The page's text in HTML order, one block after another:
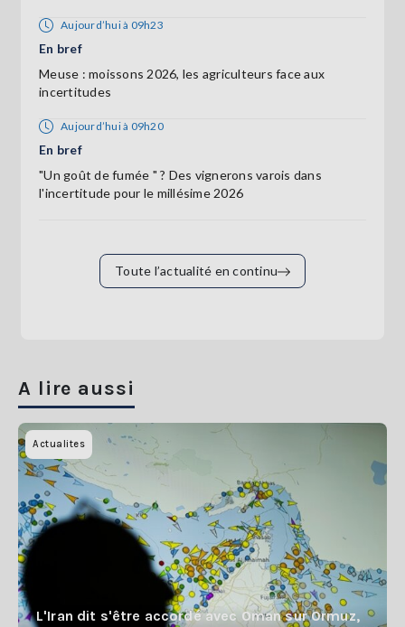
Aujourd’hui à 09h23
En bref
Meuse : moissons 2026, les agriculteurs face aux
incertitudes
Aujourd’hui à 09h20
En bref
"Un goût de fumée " ? Des vignerons varois dans
l'incertitude pour le millésime 2026
Toute l’actualité en continu
A lire aussi
Actualites
L'Iran dit s'être accordé avec Oman sur Ormuz,